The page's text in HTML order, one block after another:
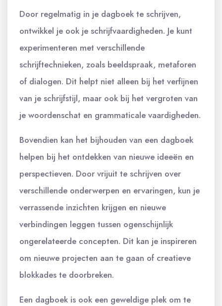
Door regelmatig in je dagboek te schrijven,
ontwikkel je ook je schrijfvaardigheden. Je kunt
experimenteren met verschillende
schrijftechnieken, zoals beeldspraak, metaforen
of dialogen. Dit helpt niet alleen bij het verfijnen
van je schrijfstijl, maar ook bij het vergroten van
je woordenschat en grammaticale vaardigheden.
Bovendien kan het bijhouden van een dagboek
helpen bij het ontdekken van nieuwe ideeën en
perspectieven. Door vrijuit te schrijven over
verschillende onderwerpen en ervaringen, kun je
verrassende inzichten krijgen en nieuwe
verbindingen leggen tussen ogenschijnlijk
ongerelateerde concepten. Dit kan je inspireren
om nieuwe projecten aan te gaan of creatieve
blokkades te doorbreken.
Een dagboek is ook een geweldige plek om te